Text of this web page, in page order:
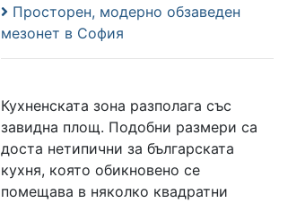
Просторен, модерно обзаведен
мезонет в София
Кухненската зона разполага със
завидна площ. Подобни размери са
доста нетипични за българската
кухня, която обикновено се
помещава в няколко квадратни